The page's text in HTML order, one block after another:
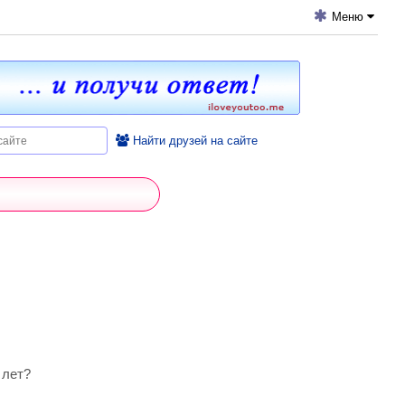
Меню
Найти друзей на сайте